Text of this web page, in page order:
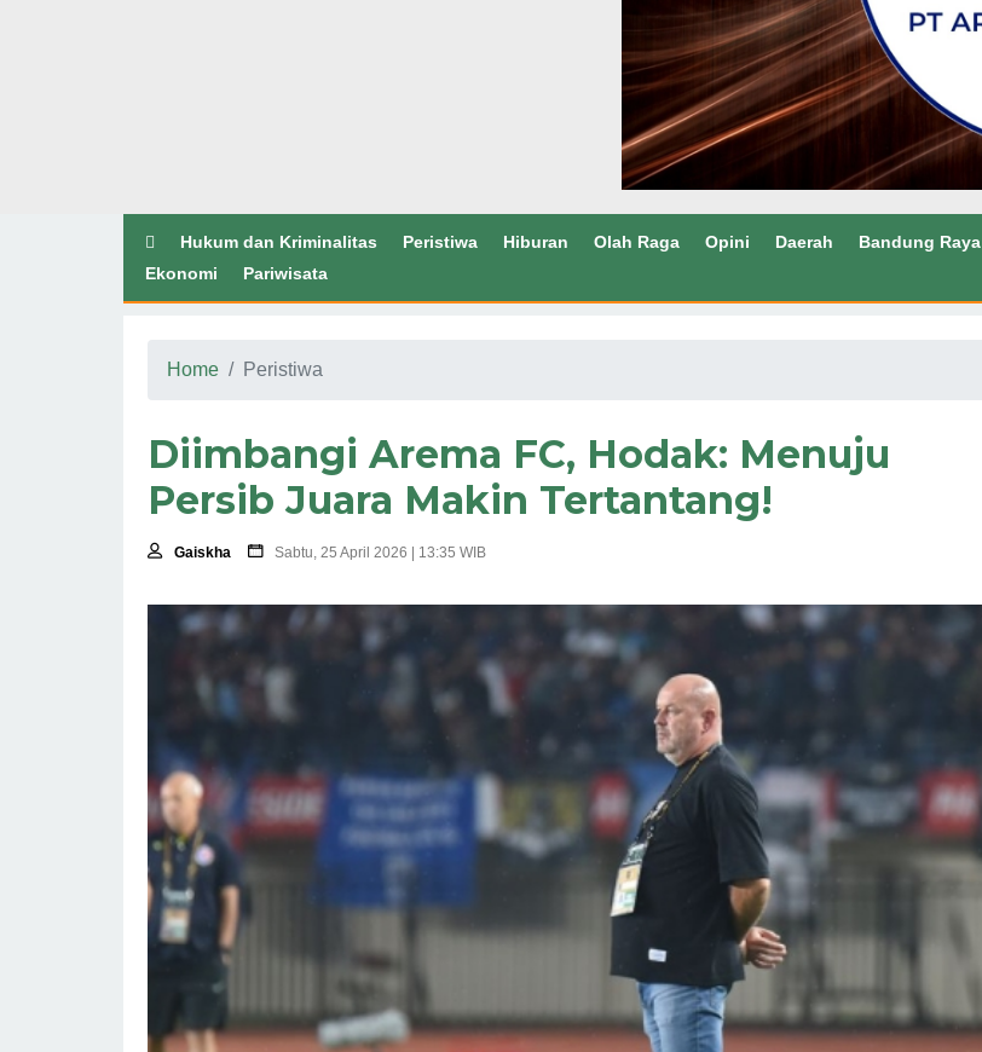
Hukum dan Kriminalitas Peristiwa Hiburan Olah Raga Opini Daerah Bandung Raya
Ekonomi
Pariwisata
Home Peristiwa
Diimbangi Arema FC, Hodak: Menuju
Persib Juara Makin Tertantang!
Gaiskha Sabtu, 25 April 2026 | 13:35 WIB